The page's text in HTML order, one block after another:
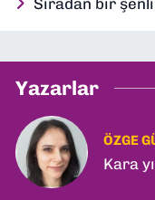
Yazarlar
ÖZGE
Kara